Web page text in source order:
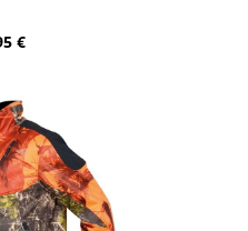
Preis:
€